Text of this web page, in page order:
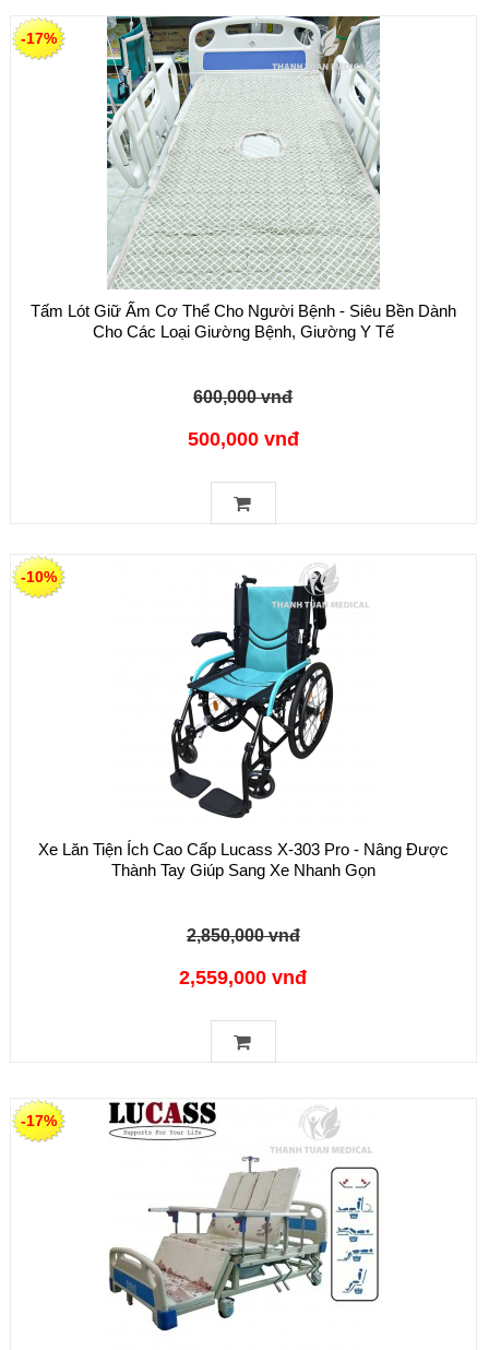
Tấm Lót Giữ Ấm Cơ Thể Cho Người Bệnh - Siêu Bền Dành
Cho Các Loại Giường Bệnh, Giường Y Tế
600,000 vnđ
500,000 vnđ
-17%
Xe Lăn Tiện Ích Cao Cấp Lucass X-303 Pro - Nâng Được
Thành Tay Giúp Sang Xe Nhanh Gọn
2,850,000 vnđ
2,559,000 vnđ
-10%
-17%